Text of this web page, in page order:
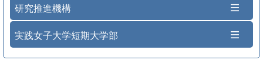
研究推進機構
実践女子大学短期大学部